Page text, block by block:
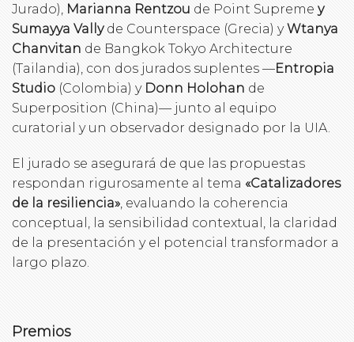
Jurado), Marianna Rentzou de Point Supreme y
Sumayya Vallyde Counterspace (Grecia) yWtanya
Chanvitan de Bangkok Tokyo Architecture
(Tailandia), con dos jurados suplentes —Entropia
Studio (Colombia) y Donn Holohan de
Superposition (China)— junto al equipo
curatorial y un observador designado por la UIA.
El jurado se asegurará de que las propuestas
respondan rigurosamente al tema «Catalizadores
de la resiliencia», evaluando la coherencia
conceptual, la sensibilidad contextual, la claridad
de la presentación y el potencial transformador a
largo plazo.
Premios